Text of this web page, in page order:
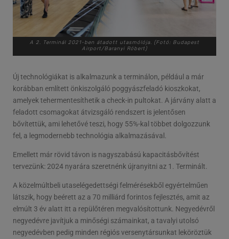
A 2. Terminál 2021-ben átadott utasmólója. (Fotó: Budapest
Airport/Baranyi Róbert)
Új technológiákat is alkalmazunk a terminálon, például a már
korábban említett önkiszolgáló poggyászfeladó kioszkokat,
amelyek tehermentesíthetik a check-in pultokat. A járvány alatt a
feladott csomagokat átvizsgáló rendszert is jelentősen
bővítettük, ami lehetővé teszi, hogy 55%-kal többet dolgozzunk
fel, a legmodernebb technológia alkalmazásával.
Emellett már rövid távon is nagyszabású kapacitásbővítést
tervezünk: 2024 nyarára szeretnénk újranyitni az 1. Terminált.
A közelmúltbeli utaselégedettségi felmérésekből egyértelműen
látszik, hogy beérett az a 70 milliárd forintos fejlesztés, amit az
elmúlt 3 év alatt itt a repülőtéren megvalósítottunk. Negyedévről
negyedévre javítjuk a minőségi számainkat, a tavalyi utolsó
negyedévben pedig minden régiós versenytársunkat leköröztük